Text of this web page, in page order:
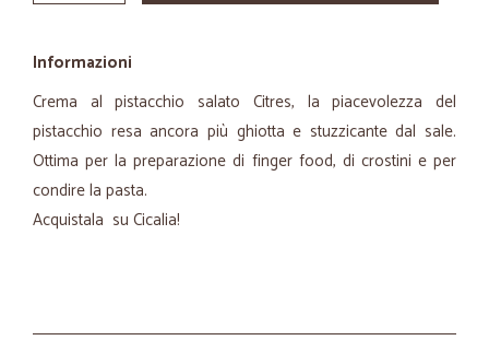
Informazioni
Crema al pistacchio salato Citres, la piacevolezza del
pistacchio resa ancora più ghiotta e stuzzicante dal sale.
Ottima per la preparazione di finger food, di crostini e per
condire la pasta.
Acquistala su Cicalia!